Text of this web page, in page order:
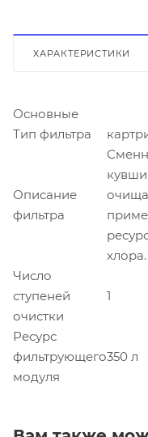
ХАРАКТЕРИСТИКИ
Основные
Тип фильтра
Описание
фильтра
хлора.
Число
ступеней
очистки
1
Ресурс
фильтрующего
модуля
350 л